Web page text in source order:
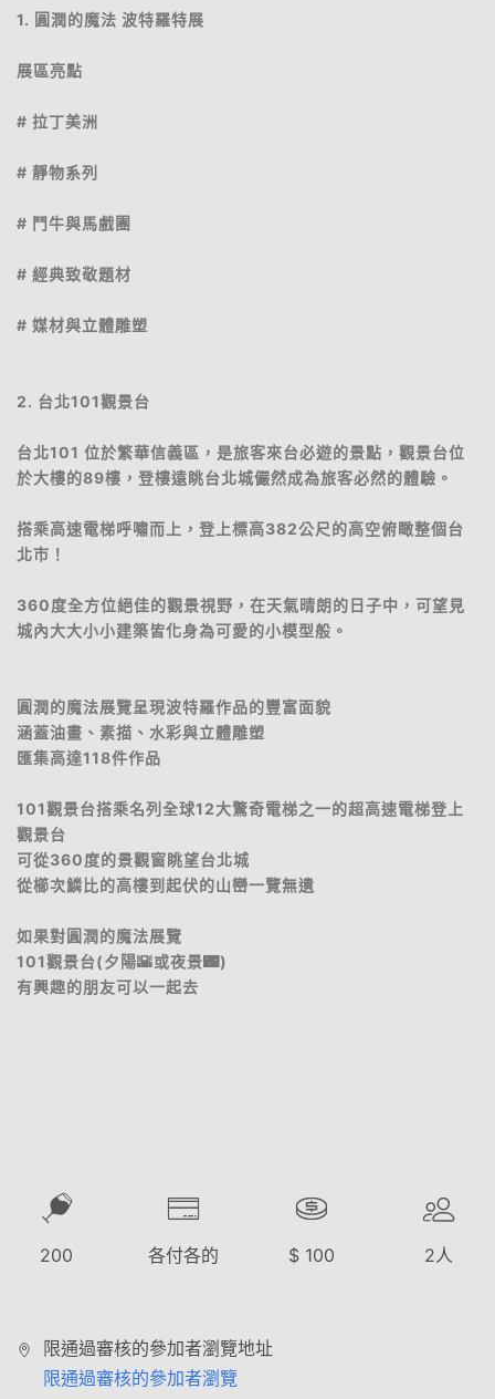
1. 圓潤的魔法 波特羅特展
展區亮點
# 拉丁美洲
# 靜物系列
# 鬥牛與馬戲團
# 經典致敬題材
# 媒材與立體雕塑
2. 台北101觀景台
台北101 位於繁華信義區，是旅客來台必遊的景點，觀景台位
於大樓的89樓，登樓遠眺台北城儼然成為旅客必然的體驗。
搭乘高速電梯呼嘯而上，登上標高382公尺的高空俯瞰整個台
北市！
360度全方位絕佳的觀景視野，在天氣晴朗的日子中，可望見
城內大大小小建築皆化身為可愛的小模型般。
圓潤的魔法展覽呈現波特羅作品的豐富面貌
涵蓋油畫、素描、水彩與立體雕塑
匯集高達118件作品
101觀景台搭乘名列全球12大驚奇電梯之一的超高速電梯登上
觀景台
可從360度的景觀窗眺望台北城
從櫛次鱗比的高樓到起伏的山巒一覽無遺
如果對圓潤的魔法展覽
101觀景台(夕陽🌇或夜景🌃)
有興趣的朋友可以一起去
200 各付各的 $ 100 2人
限通過審核的參加者瀏覽地址
限通過審核的參加者瀏覽